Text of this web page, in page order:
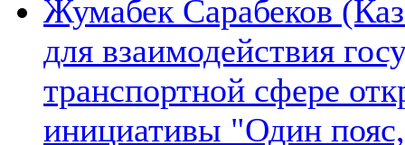
Жумабек Сарабеков
для взаимодействия
транспортной сфере
инициативы "Один